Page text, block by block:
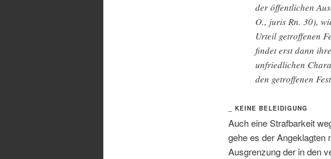
der öffentlichen
O., juris Rn. 30),
Urteil getroffenen
findet erst dann
unfriedlichen
den getroffenen
_ KEINE BELEIDIGUNG
Auch eine Strafbarkeit
gehe es der Angeklagten
Ausgrenzung der in den